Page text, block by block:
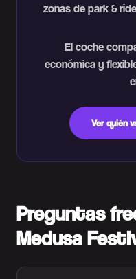
zonas de park &
El coche
económica y
Ver quién
Preguntas
Medusa